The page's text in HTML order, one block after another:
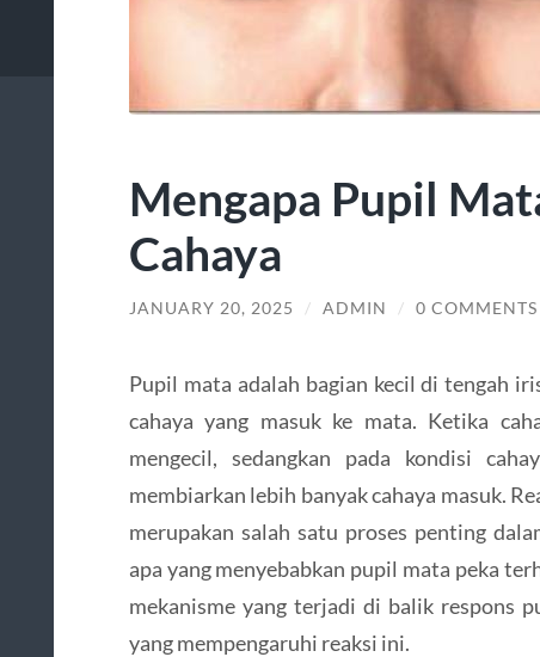
Mengapa Pupil
Cahaya
JANUARY 20, 2025 / ADMIN / 0 COMMENTS
Pupil mata adalah bagian kecil di tengah
cahaya yang masuk ke mata. Ketika
mengecil, sedangkan pada kondisi
membiarkan lebih banyak cahaya masuk.
merupakan salah satu proses penting
apa yang menyebabkan pupil mata peka
mekanisme yang terjadi di balik respons
yang mempengaruhi reaksi ini.